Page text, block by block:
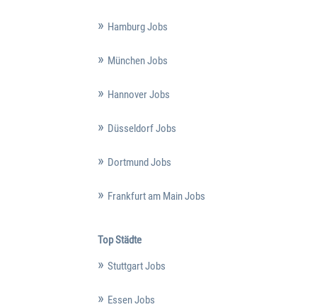
Hamburg Jobs
München Jobs
Hannover Jobs
Düsseldorf Jobs
Dortmund Jobs
Frankfurt am Main Jobs
Top Städte
Stuttgart Jobs
Essen Jobs